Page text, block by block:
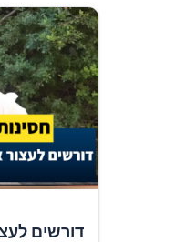
דורשים